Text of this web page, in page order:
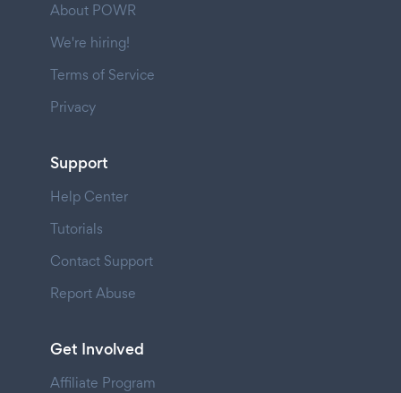
About POWR
We're hiring!
Terms of Service
Privacy
Support
Help Center
Tutorials
Contact Support
Report Abuse
Get Involved
Affiliate Program